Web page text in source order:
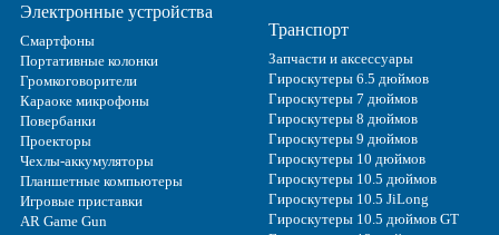
Электронные устройства
Смартфоны
Портативные колонки
Громкоговорители
Караоке микрофоны
Повербанки
Проекторы
Чехлы-аккумуляторы
Планшетные компьютеры
Игровые приставки
AR Game Gun
Транспорт
Запчасти и аксессуары
Гироскутеры 6.5 дюймов
Гироскутеры 7 дюймов
Гироскутеры 8 дюймов
Гироскутеры 9 дюймов
Гироскутеры 10 дюймов
Гироскутеры 10.5 дюймов
Гироскутеры 10.5 JiLong
Гироскутеры 10.5 дюймов GT